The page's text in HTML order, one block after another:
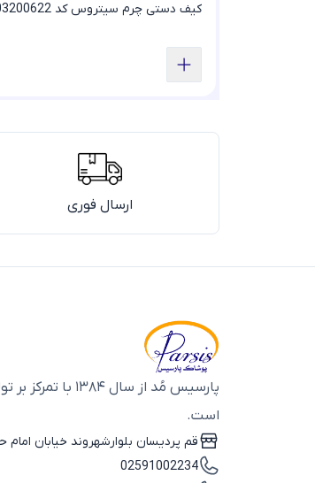
کیف دستی چرم سیتروس کد 103200622
ارسال فوری
پارسیس مُد از سال ۱۳۸۴ با تمرکز بر تولید
است.
قم پردیسان بلوارشهروند خیابان
02591002234